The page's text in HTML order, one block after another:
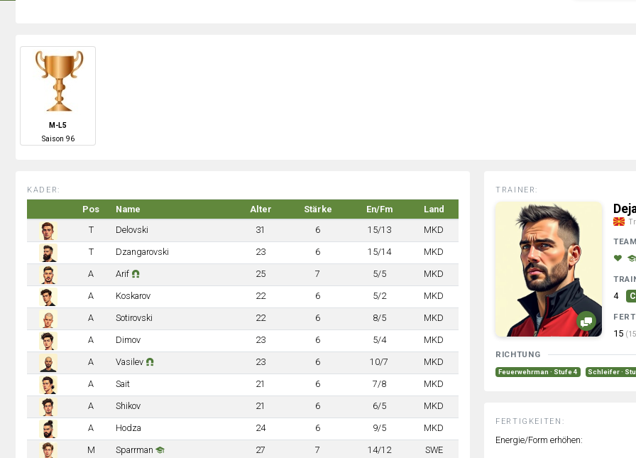
M-L5
Saison 96
KADER:
Pos Name Alter Stärke En/Fm
Land
T
Delovski 31 6 15/13 MKD
T Dzangarovski 23 6 15/14 MKD
A Arif 25 7 5/5 MKD
A Koskarov 22 6 5/2 MKD
A Sotirovski 22 6 8/5 MKD
A Dimov 23 6 5/4 MKD
A Vasilev 23 6 10/7 MKD
A Sait 21 6 7/8 MKD
A Shikov 21 6 6/5 MKD
A Hodza 24 6 9/5 MKD
M Sparrman 27 7 14/12 SWE
TRAINER:
4
15
RICHTUNG
Feuerwehrman · Stufe 4 Schleifer ·
FERTIGKEITEN:
Energie/Form erhöhen: